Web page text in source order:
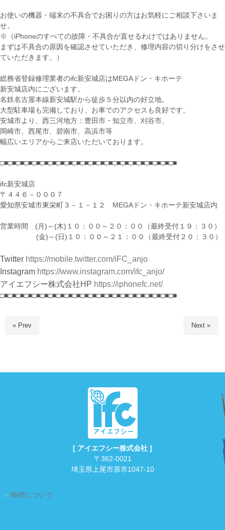
お使いの機器・端末の不具合でお困りの方はお気軽にご相談下さいま
せ。
※（iPhoneのすべての故障・不具合が直せるわけではありません。
まずは不具合の原因を確認させていただき、修理内容の切り分けをさせ
ていただきます。）
総務省登録修理業者のifc新安城店はMEGAドン・キホーテ
新安城店内にございます。
名鉄名古屋本線新安城駅から徒歩５分以内の好立地。
大型駐車場も完備しており、お車でのアクセスも良好です。
安城市より、西三河地方：豊田市・知立市、刈谷市、
岡崎市、西尾市、碧南市、高浜市等
幅広いエリアからご来店いただいております。
□■□■□■□■□■□■□■□■□■□■□■□■□■□■□■□■□■□■□■□■□■□■
ifc新安城店
〒４４６－０００７
愛知県安城市東栄町３－１－１２ MEGAドン・キホーテ新安城店内
営業時間 (月)～(木)１０：００～２０：００（最終受付１９：３０）
(金)～(日)１０：００～２１：００（最終受付２０：３０）
Twitter https://mobile.twitter.com/iFC_anjo
Instagram https://www.instagram.com/ifc_anjo/
アイエフシー株式会社HP https://iphonefc.net/
□■□■□■□■□■□■□■□■□■□■□■□■□■□■□■□■□■□■□■□■□■□■
« Prev Next »
[ アイエフシー株式会社 ]
〒362-0021
埼玉県上尾市原市1047-10
商標について